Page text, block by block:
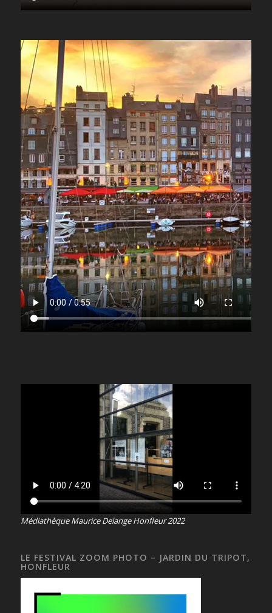
Médiathèque Maurice Delange Honfleur 2022
LE FESTIVAL ZOOM PHOTO – JARDIN DU TRIPOT,
HONFLEUR